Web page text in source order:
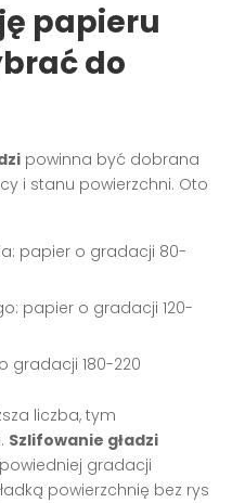
papieru
do
powinna być dobrana
i stanu powierzchni. Oto
papier o gradacji 80-
papier o gradacji 120-
gradacji 180-220
liczba, tym
Szlifowanie gładzi
gradacji
powierzchnię bez rys